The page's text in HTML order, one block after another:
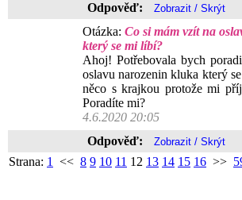
Odpověď:
Otázka: Co si mám vzít na
který se mi líbí?
Ahoj! Potřebovala bych
oslavu narozenin kluka který
něco s krajkou protože mi
Poradíte mi?
4.6.2020 20:05
Odpověď:
Strana: 1 << 8 9 10 11 12 13 14 15 16 >>